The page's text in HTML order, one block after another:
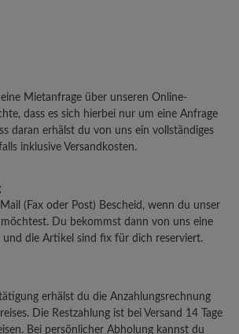
Mietanfrage über unseren Online-
dass es sich hierbei nur um eine Anfrage
daran erhälst du von uns ein vollständiges
inklusive Versandkosten.
(Fax oder Post) Bescheid, wenn du unser
Du bekommst dann von uns eine
die Artikel sind fix für dich reserviert.
erhälst du die Anzahlungsrechnung
Die Restzahlung ist bei Versand 14 Tage
Bei persönlicher Abholung kannst du